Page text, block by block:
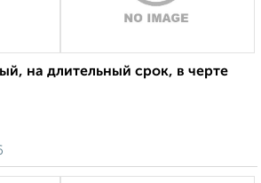
на длительный срок, в черте